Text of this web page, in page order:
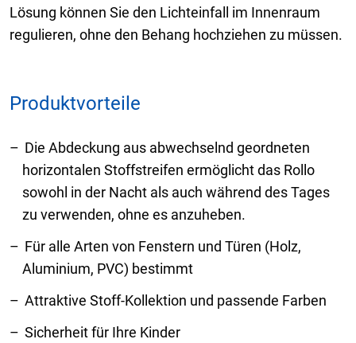
Lösung können Sie den Lichteinfall im Innenraum
regulieren, ohne den Behang hochziehen zu müssen.
Produktvorteile
Die Abdeckung aus abwechselnd geordneten
horizontalen Stoffstreifen ermöglicht das Rollo
sowohl in der Nacht als auch während des Tages
zu verwenden, ohne es anzuheben.
Für alle Arten von Fenstern und Türen (Holz,
Aluminium, PVC) bestimmt
Attraktive Stoff-Kollektion und passende Farben
Sicherheit für Ihre Kinder